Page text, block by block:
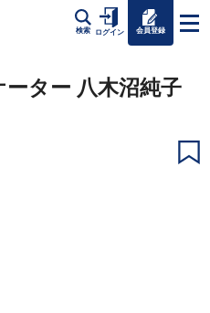
検索 ログイン 会員登録
ター 八木沼純子